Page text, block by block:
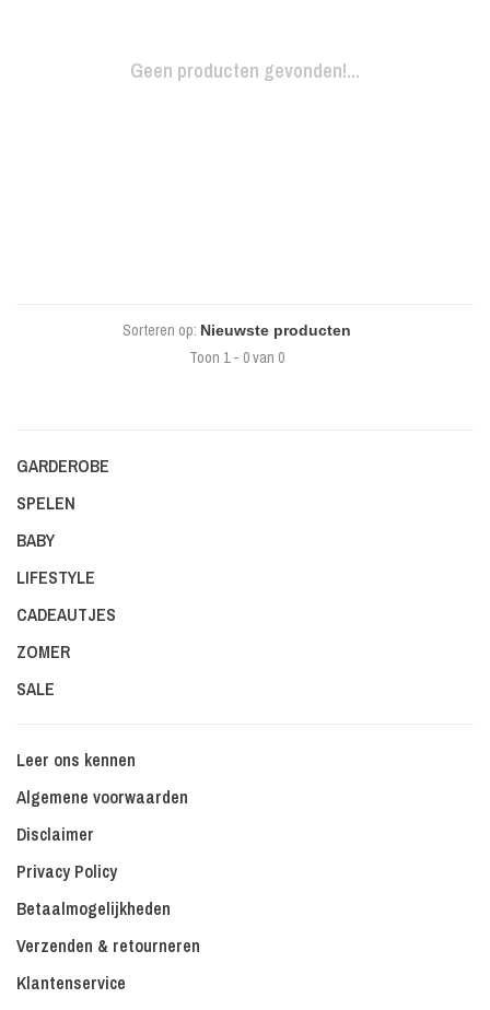
Geen producten gevonden!...
Sorteren op:
Toon 1 - 0 van 0
GARDEROBE
SPELEN
BABY
LIFESTYLE
CADEAUTJES
ZOMER
SALE
Leer ons kennen
Algemene voorwaarden
Disclaimer
Privacy Policy
Betaalmogelijkheden
Verzenden & retourneren
Klantenservice